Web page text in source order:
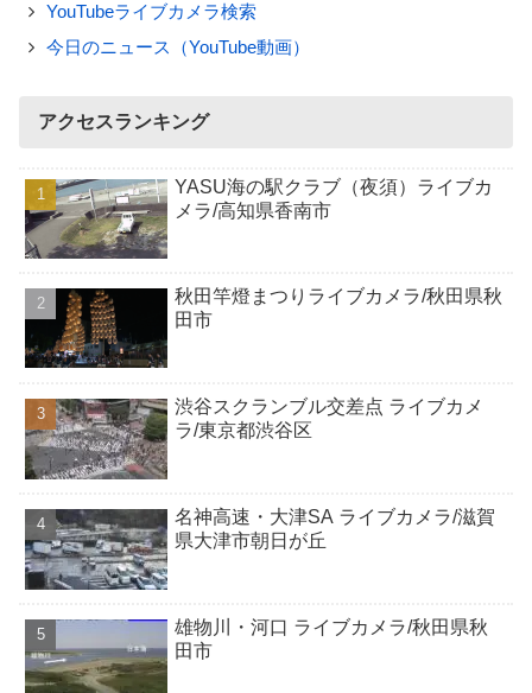
YouTubeライブカメラ検索
今日のニュース（YouTube動画）
アクセスランキング
YASU海の駅クラブ（夜須）ライブカ
メラ/高知県香南市
秋田竿燈まつりライブカメラ/秋田県秋
田市
渋谷スクランブル交差点 ライブカメ
ラ/東京都渋谷区
名神高速・大津SA ライブカメラ/滋賀
県大津市朝日が丘
雄物川・河口 ライブカメラ/秋田県秋
田市